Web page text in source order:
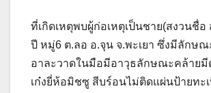
ที่เกิดเหตุพบผู้ก่อเหตุเป็นชาย(สงวนชื่อ
ปี หมู่6 ต.ลอ อ.จุน จ.พะเยา ซึ่งมีลักษณ
อาละวาดในมือมีอาวุธลักษณะคล้ายมี
เก๋งยี่ห้อมิชซู สีบร์อนไม่ติดแผ่นป้ายทะ